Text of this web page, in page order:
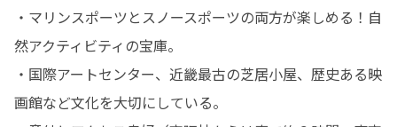
・マリンスポーツとスノースポーツの両方が楽しめる！自
然アクティビティの宝庫。
・国際アートセンター、近畿最古の芝居小屋、歴史ある映
画館など文化を大切にしている。